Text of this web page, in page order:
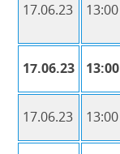
17.06.23 13:00
17.06.23 13:00
17.06.23 13:00